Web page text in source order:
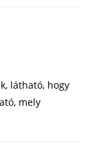
látható, hogy
mely